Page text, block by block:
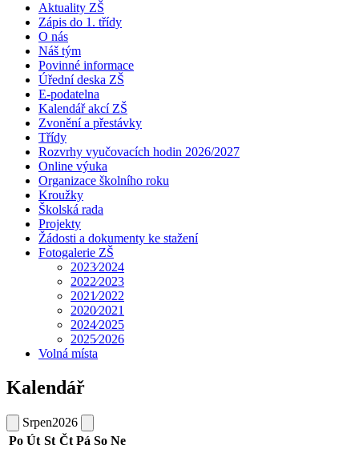
Aktuality ZŠ
Zápis do 1. třídy
O nás
Náš tým
Povinné informace
Úřední deska ZŠ
E-podatelna
Kalendář akcí ZŠ
Zvonění a přestávky
Třídy
Rozvrhy vyučovacích hodin 2026/2027
Online výuka
Organizace školního roku
Kroužky
Školská rada
Projekty
Žádosti a dokumenty ke stažení
Fotogalerie ZŠ
2023⁄2024
2022⁄2023
2021⁄2022
2020⁄2021
2024⁄2025
2025⁄2026
Volná místa
Kalendář
Srpen2026
Po Út St Čt Pá So Ne